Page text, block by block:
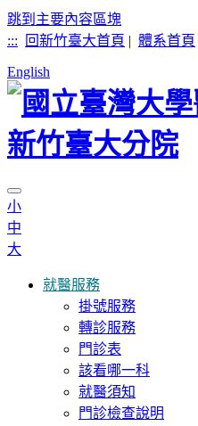
跳到主要內容區塊
:::
回新竹臺大首頁 | 體系首頁
English
小
中
大
就醫服務
掛號服務
轉診服務
門診表
該看哪一科
就醫須知
門診檢查說明